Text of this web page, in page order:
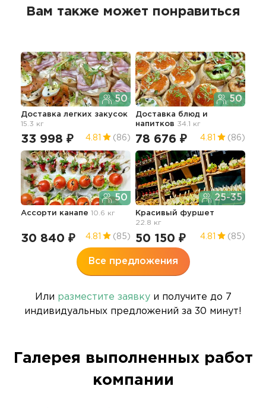
Вам также может понравиться
50
Доставка легких закусок
15.3 кг
33 998 ₽ 4.81 (86)
50
Доставка блюд и
напитков 34.1 кг
78 676 ₽ 4.81 (86)
50
Ассорти канапе 10.6 кг
30 840 ₽ 4.81 (85)
25-35
Красивый фуршет
22.8 кг
50 150 ₽ 4.81 (85)
Все предложения
Или разместите заявкуи получите до 7
индивидуальных предложений за 30 минут!
Галерея выполненных работ
компании